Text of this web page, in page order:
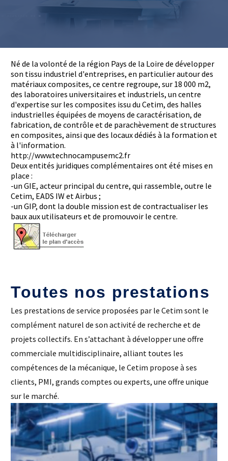
Essais – contrôles – mesures
Ingénierie produits / procédés
Conseil et Expertises
Analyse de défaillance
Témoignages Clients
NOS FORMATIONS CETIM ACADEMY®
Thématiques
Briques technologiques
Chaînes de valeur
Qualifiantes / certifiantes
Parcours de spécialisation
A distance
A l'international
NOS LOGICIELS
Logiciels métiers
Logiciels de calcul
Aide au chiffrage
Bases de données
APPUI À L’INDUSTRIE
Programmes régionaux
Normalisation
Technologies Prioritaires 2030
RECHERCHE
Laboratoires communs
Carnot
Certifications qualité
Cofrac Étalonnage
Cofrac Essai
MASE
Notifications CE
Agrément ministériel
Certifications Cofrend
Le Cetim en bref
Nos valeurs
Gouvernance
Vidéo de présentation
Historique
Charte développement durable
Égalité Femmes/Hommes
Information pratiques
Mentions légales
Données personnelles
Conditions générales de vente
Avis d'achat
Né de la volonté de la région Pays de la Loire de développer
son tissu industriel d'entreprises, en particulier autour des
matériaux composites, ce centre regroupe, sur 18 000 m2,
des laboratoires universitaires et industriels, un centre
d'expertise sur les composites issu du Cetim, des halles
industrielles équipées de moyens de caractérisation, de
fabrication, de contrôle et de parachèvement de structures
en composites, ainsi que des locaux dédiés à la formation et
à l'information.
http://www.technocampusemc2.fr
Deux entités juridiques complémentaires ont été mises en
place :
-un GIE, acteur principal du centre, qui rassemble, outre le
Cetim, EADS IW et Airbus ;
-un GIP, dont la double mission est de contractualiser les
baux aux utilisateurs et de promouvoir le centre.
Toutes nos prestations
Les prestations de service proposées par le Cetim sont le
complément naturel de son activité de recherche et de
projets collectifs. En s’attachant à développer une offre
commerciale multidisciplinaire, alliant toutes les
compétences de la mécanique, le Cetim propose à ses
clients, PMI, grands comptes ou experts, une offre unique
sur le marché.